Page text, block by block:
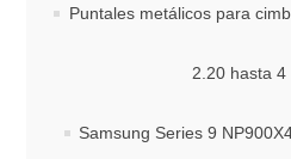
Puntales metálicos para
2.20 hasta 4
Samsung Series 9